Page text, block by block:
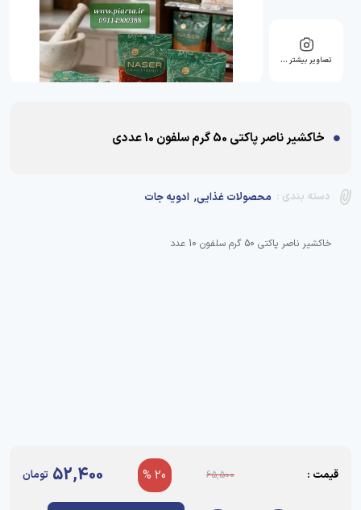
تصاویر بیشتر …
خاکشیر ناصر پاکتی 50 گرم سلفون 10 عددی
دسته بندی : محصولات غذایی, ادویه جات
خاکشیر ناصر پاکتی 50 گرم سلفون 10 عدد
قیمت : 65,500
20 %
52,400 تومان